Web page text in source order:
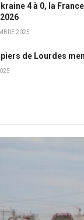
4 à 0, la
2025
de Lourdes